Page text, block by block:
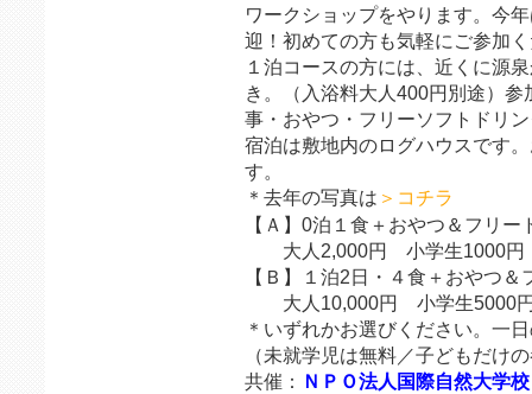
ワークショップをやります。今
迎！初めての方も気軽にご参加
１泊コースの方には、近くに源
き。（入浴料大人400円別途）
事・おやつ・フリーソフトドリ
宿泊は敷地内のログハウスです
す。
＊去年の写真は ＞コチラ
【Ａ】0泊１食＋おやつ＆フリー
大人2,000円 小学生1000円
【Ｂ】１泊2日・４食＋おやつ
大人10,000円 小学生5000
＊いずれかお選びください。一
（未就学児は無料／子どもだけ
共催：
ＮＰＯ法人国際自然大学